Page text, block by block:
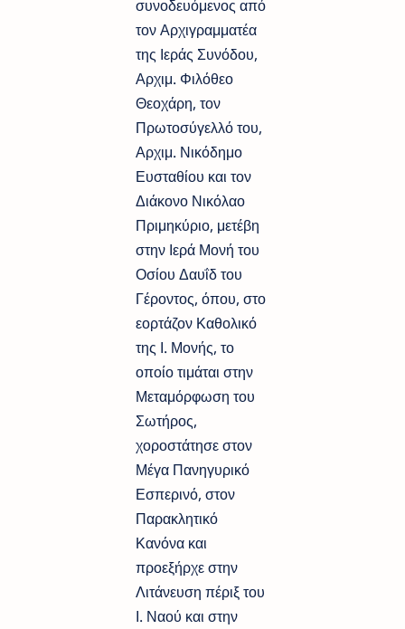
συνοδευόμενος από
τον Αρχιγραμματέα
της Ιεράς Συνόδου,
Αρχιμ. Φιλόθεο
Θεοχάρη, τον
Πρωτοσύγελλό του,
Αρχιμ. Νικόδημο
Ευσταθίου και τον
Διάκονο Νικόλαο
Πριμηκύριο, μετέβη
στην Ιερά Μονή του
Οσίου Δαυΐδ του
Γέροντος, όπου, στο
εορτάζον Καθολικό
της Ι. Μονής, το
οποίο τιμάται στην
Μεταμόρφωση του
Σωτήρος,
χοροστάτησε στον
Μέγα Πανηγυρικό
Εσπερινό, στον
Παρακλητικό
Κανόνα και
προεξήρχε στην
Λιτάνευση πέριξ του
Ι. Ναού και στην